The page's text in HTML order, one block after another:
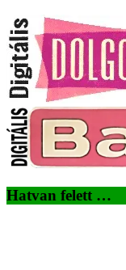
Hatvan felett …